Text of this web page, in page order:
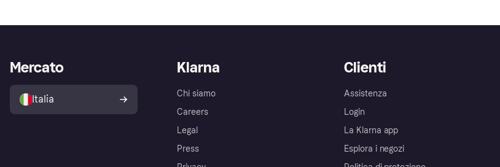
Klarna
Chi siamo
Careers
Legal
Press
Clienti
Assistenza
Login
La Klarna app
Esplora i negozi
Mercato
Italia